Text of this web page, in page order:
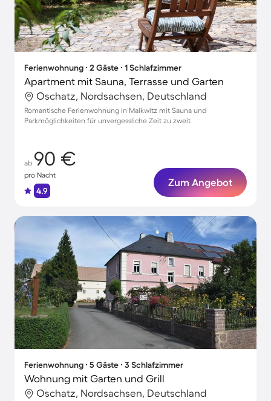
Ferienwohnung ∙ 2 Gäste ∙ 1 Schlafzimmer
Apartment mit Sauna, Terrasse und Garten
Oschatz, Nordsachsen, Deutschland
Romantische Ferienwohnung in Malkwitz mit Sauna und
Parkmöglichkeiten für unvergessliche Zeit zu zweit
ab 90 €
pro Nacht
4.9
Zum Angebot
Ferienwohnung ∙ 5 Gäste ∙ 3 Schlafzimmer
Wohnung mit Garten und Grill
Oschatz, Nordsachsen, Deutschland